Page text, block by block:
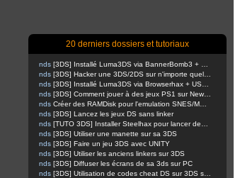
20 derniers dossiers et tutoriaux
nds
nds
nds
nds
nds
nds [3DS] Lancez les jeux DS sans linker
nds
nds [3DS] Utiliser une manette sur sa 3DS
nds [3DS] Faire un jeu 3DS avec UNITY
nds [3DS] Utiliser les anciens linkers sur 3DS
nds [3DS] Diffuser les écrans de sa 3ds sur PC
nds